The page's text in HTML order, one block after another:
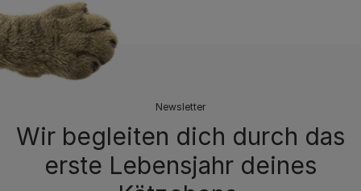
Newsletter
Wir begleiten dich durch das
erste Lebensjahr deines